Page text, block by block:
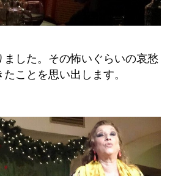
ました。その怖いぐらいの哀愁
ことを思い出します。